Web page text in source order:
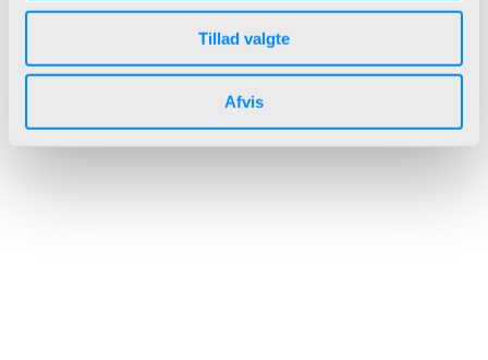
Tillad valgte
Afvis